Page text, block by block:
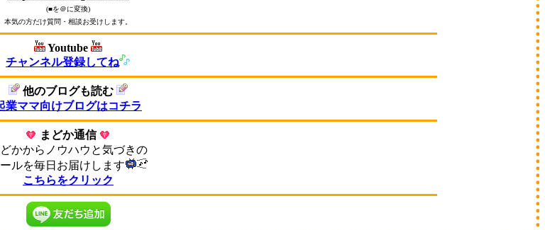
(■を＠に変換)
本気の方だけ質問・相談お受けします。
Youtube
チャンネル登録してね
他のブログも読む
業ママ向けブログはコチラ
まどか通信
かからノウハウと気づきの
ールを毎日お届けします
こちらをクリック